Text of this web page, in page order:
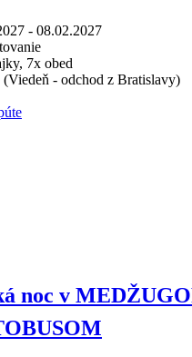
- 08.02.2027
7x obed
(Viedeň - odchod z Bratislavy)
noc v